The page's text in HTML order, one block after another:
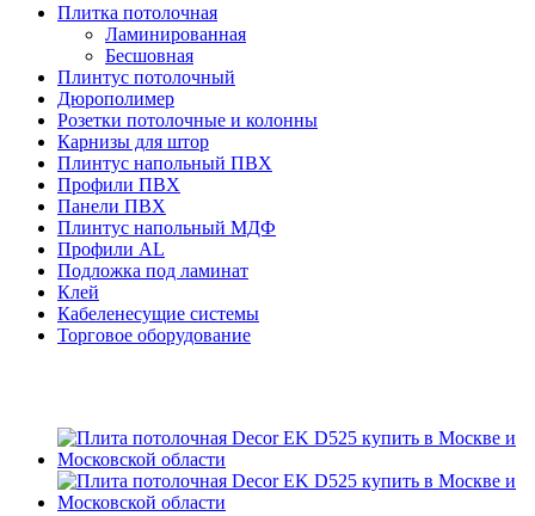
Плитка потолочная
Ламинированная
Бесшовная
Плинтус потолочный
Дюрополимер
Розетки потолочные и колонны
Карнизы для штор
Плинтус напольный ПВХ
Профили ПВХ
Панели ПВХ
Плинтус напольный МДФ
Профили AL
Подложка под ламинат
Клей
Кабеленесущие системы
Торговое оборудование